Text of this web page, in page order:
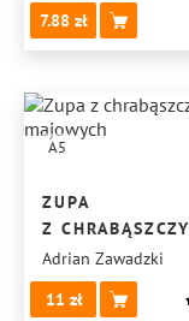
7.88
A5
ZUPA
Z CHRABĄSZCZY
MAJOWYCH
Adrian Zawadzki
11